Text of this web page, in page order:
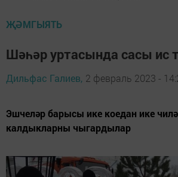
ҖӘМГЫЯТЬ
Шәһәр уртасында сасы ис
Дильфас Галиев, 2 февраль 2023 -
Эшчеләр барысы ике коедан ике
калдыкларны чыгардылар